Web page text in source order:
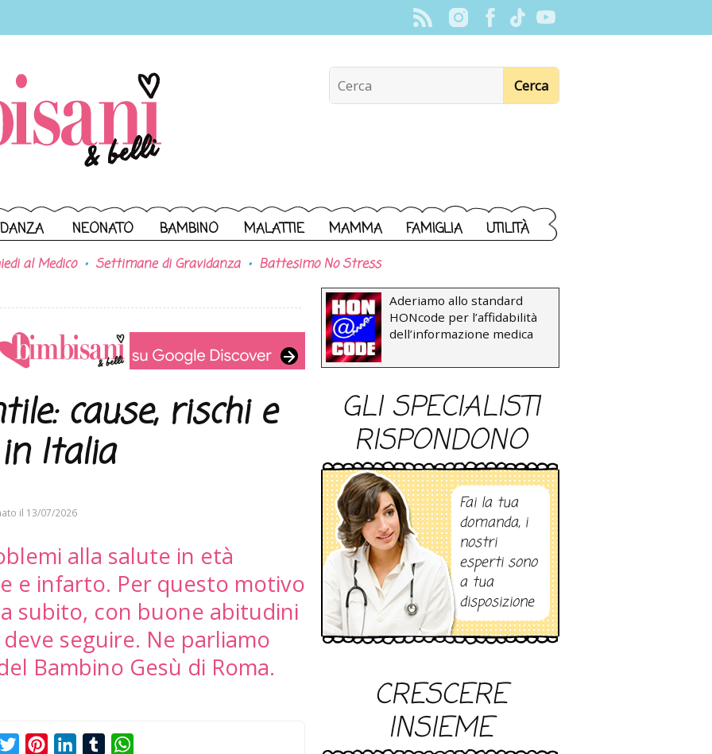
NEONATO BAMBINO MALATTIE MAMMA FAMIGLIA UTILITÀ
al Medico Settimane di Gravidanza Battesimo No Stress
cause, rischi e
Italia
il 13/07/2026
alla salute in età
e infarto. Per questo motivo
subito, con buone abitudini
seguire. Ne parliamo
Bambino Gesù di Roma.
TwitterPinterestLinkedInTumblr
Aderiamo allo standard
HONcode per l’affidabilità
dell’informazione medica
GLI SPECIALISTI
RISPONDONO
Fai la tua
domanda, i
nostri
esperti sono
a tua
disposizione
CRESCERE
INSIEME